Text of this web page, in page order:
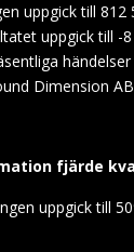
uppgick till 812
uppgick till -
Dimension
fjärde
uppgick till